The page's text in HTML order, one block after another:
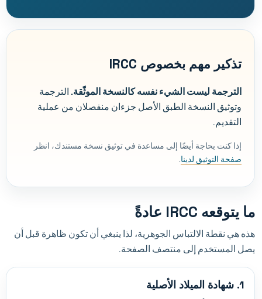
تذكير مهم بخصوص IRCC
الترجمة ليست الشيء نفسه كالنسخة الموثّقة. الترجمة
وتوثيق النسخة الطبق الأصل جزءان منفصلان من عملية
التقديم.
إذا كنت بحاجة أيضًا إلى مساعدة في توثيق نسخة مستندك، انظر
صفحة التوثيق لدينا.
ما يتوقعه IRCC عادةً
هذه هي نقطة الالتباس الجوهرية، لذا ينبغي أن تكون ظاهرة قبل أن
يصل المستخدم إلى منتصف الصفحة.
1. شهادة الميلاد الأصلية